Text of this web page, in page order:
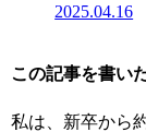
2025.04.16
この記事を書い
私は、新卒から